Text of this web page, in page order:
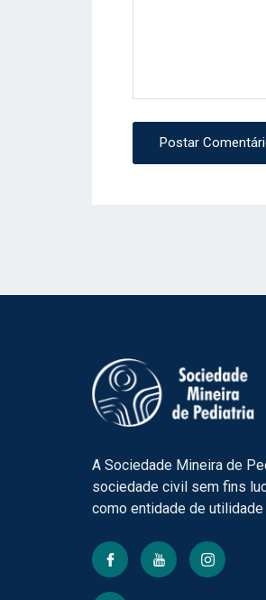
Postar
A Sociedade Mineira de
sociedade civil sem fins
como entidade de utilidade